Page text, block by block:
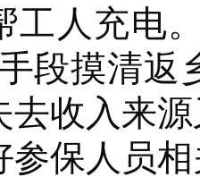
工人充电
段摸清返
去收入来
参保人员